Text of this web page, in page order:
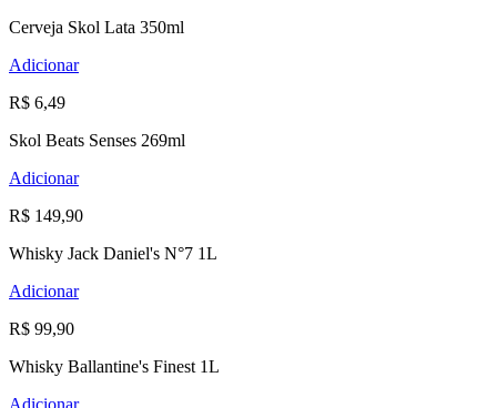
Cerveja Skol Lata 350ml
Adicionar
R$ 6,49
Skol Beats Senses 269ml
Adicionar
R$ 149,90
Whisky Jack Daniel's N°7 1L
Adicionar
R$ 99,90
Whisky Ballantine's Finest 1L
Adicionar